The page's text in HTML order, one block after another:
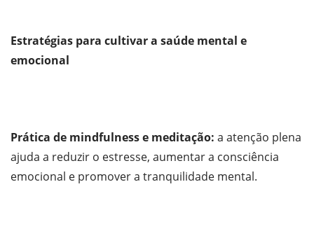
Estratégias para cultivar a saúde mental e
emocional
Prática de mindfulness e meditação: a atenção plena
ajuda a reduzir o estresse, aumentar a consciência
emocional e promover a tranquilidade mental.